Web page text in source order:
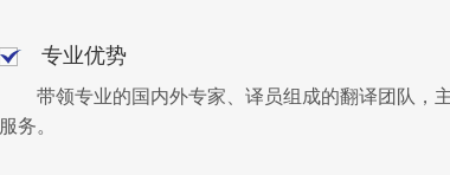
专业优势
带领专业的国内外专家、译员组成的翻译团队，
服务。